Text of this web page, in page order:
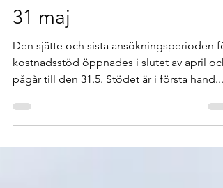
Sök kostnadsstöd senast
31 maj
Den sjätte och sista ansökningsperioden
kostnadsstöd öppnades i slutet av april och
pågår till den 31.5. Stödet är i första hand...